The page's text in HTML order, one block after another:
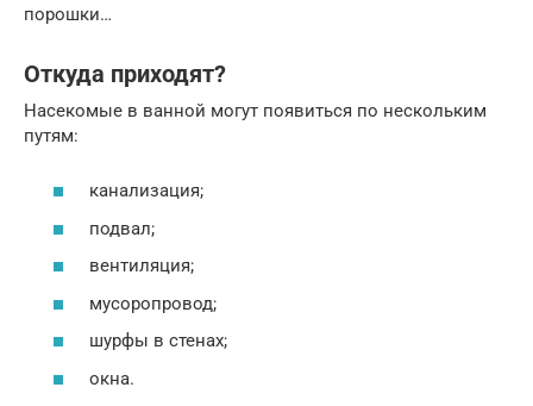
порошки…
Откуда приходят?
Насекомые в ванной могут появиться по нескольким
путям:
канализация;
подвал;
вентиляция;
мусоропровод;
шурфы в стенах;
окна.